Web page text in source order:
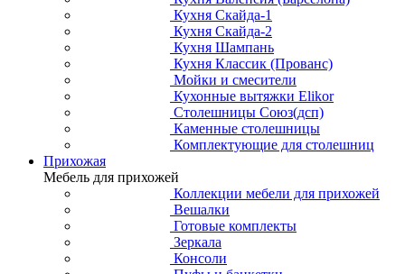
Кухня Скайда-1
Кухня Скайда-2
Кухня Шампань
Кухня Классик (Прованс)
Мойки и смесители
Кухонные вытяжки Elikor
Столешницы Союз(дсп)
Каменные столешницы
Комплектующие для столешниц
Прихожая
Мебель для прихожей
Коллекции мебели для прихожей
Вешалки
Готовые комплекты
Зеркала
Консоли